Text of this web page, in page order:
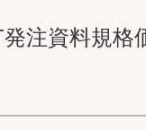
発注資料規格